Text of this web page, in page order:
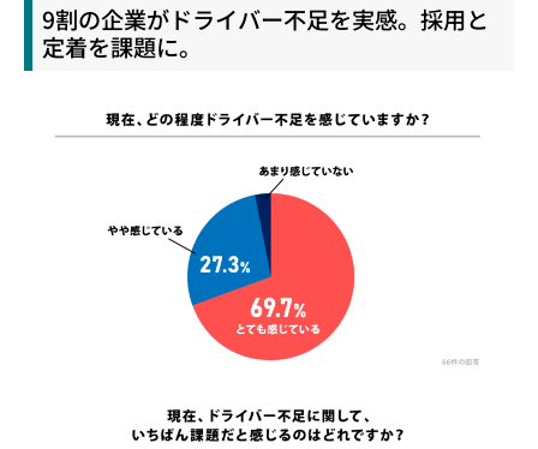
9割の企業がドライバー不足を実感。採用と
定着を課題に。